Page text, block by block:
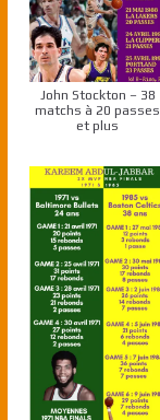
John Stockton – 38
matchs à 20 passes
et plus